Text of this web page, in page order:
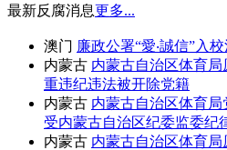
最新反腐消息更多...
澳门 廉政公署“愛‧誠信”入
内蒙古 内蒙古自治区体育
重违纪违法被开除党籍
内蒙古 内蒙古自治区体育
受内蒙古自治区纪委监委纪
内蒙古 内蒙古自治区体育